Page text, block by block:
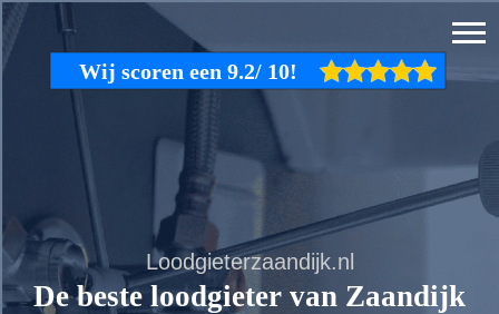
Loodgieterzaandijk.nl
De beste loodgieter van Zaandijk